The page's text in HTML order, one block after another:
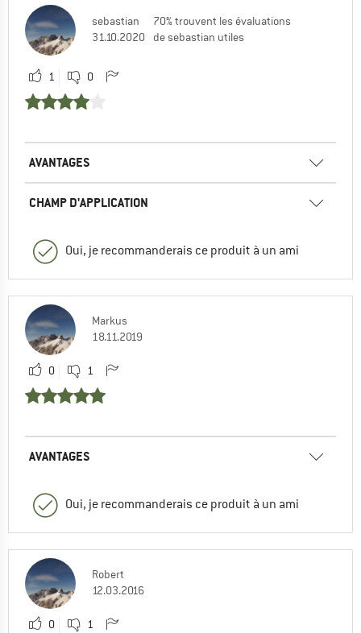
sebastian
31.10.2020
70% trouvent les évaluations
de sebastian utiles
1 0
AVANTAGES
CHAMP D'APPLICATION
Oui, je recommanderais ce produit à un ami
Markus
18.11.2019
0 1
AVANTAGES
Oui, je recommanderais ce produit à un ami
Robert
12.03.2016
0 1